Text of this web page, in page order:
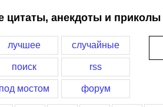
цитаты, анекдоты и
лучшее случайные
поиск rss
под мостом форум